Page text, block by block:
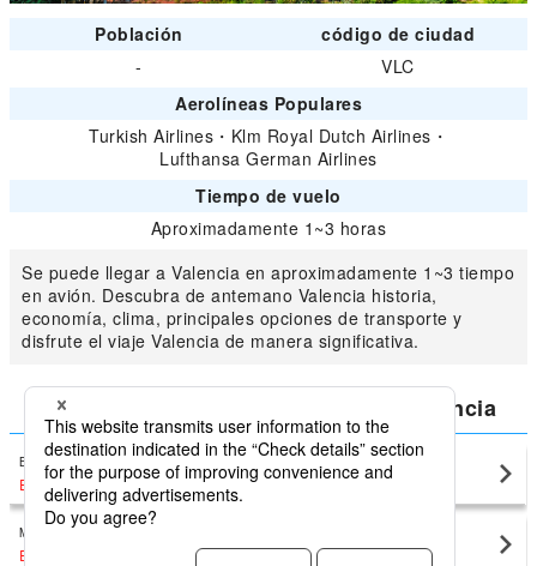
Población
código de ciudad
-
VLC
Aerolíneas Populares
Turkish Airlines ・ Klm Royal Dutch Airlines ・
Lufthansa German Airlines
Tiempo de vuelo
Aproximadamente 1~3 horas
Se puede llegar a Valencia en aproximadamente 1~3 tiempo
en avión. Descubra de antemano Valencia historia,
economía, clima, principales opciones de transporte y
disfrute el viaje Valencia de manera significativa.
Compara el precio más bajo para Valencia
Barcelona El Prat Valencia(VLC)
EUR193〜
Madrid Barajas
EUR140